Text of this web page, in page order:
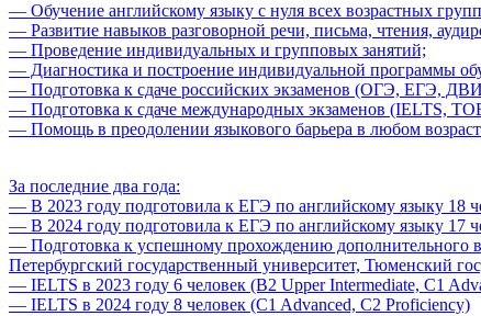
— Обучение английскому языку с нуля всех возрастных
— Развитие навыков разговорной речи, письма, чтения,
— Проведение индивидуальных и групповых занятий;
— Диагностика и построение индивидуальной программы
— Подготовка к сдаче российских экзаменов (ОГЭ, ЕГЭ,
— Подготовка к сдаче международных экзаменов (IELTS,
— Помощь в преодолении языкового барьера в любом
За последние два года:
— В 2023 году подготовила к ЕГЭ по английскому языку 18
— В 2024 году подготовила к ЕГЭ по английскому языку 17
— Подготовка к успешному прохождению дополнительного
Петербургский государственный университет, Тюменский
— IELTS в 2023 году 6 человек (B2 Upper Intermediate, C1
— IELTS в 2024 году 8 человек (C1 Advanced, C2 Proficiency)